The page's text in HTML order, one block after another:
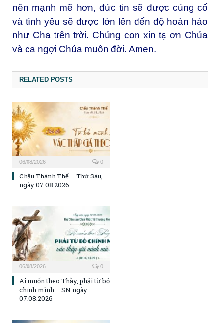
nên mạnh mẽ hơn, đức tin sẽ được củng cố
và tình yêu sẽ được lớn lên đến độ hoàn hảo
như Cha trên trời. Chúng con xin tạ ơn Chúa
và ca ngợi Chúa muôn đời. Amen.
RELATED POSTS
06/08/2026 0
Chầu Thánh Thể – Thứ Sáu,
ngày 07.08.2026
06/08/2026 0
Ai muốn theo Thầy, phải từ bỏ
chính mình – SN ngày
07.08.2026